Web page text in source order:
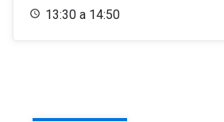
13:30 a 14:50